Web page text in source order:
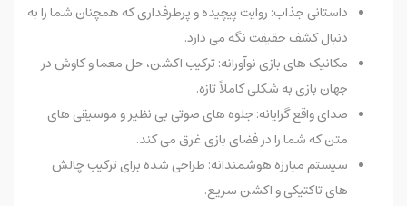
داستانی جذاب: روایت پیچیده و پرطرفداری که همچنان شما را به
دنبال کشف حقیقت نگه می دارد.
مکانیک های بازی نوآورانه: ترکیب اکشن، حل معما و کاوش در
جهان بازی به شکلی کاملاً تازه.
صدای واقع گرایانه: جلوه های صوتی بی نظیر و موسیقی های
متن که شما را در فضای بازی غرق می کند.
سیستم مبارزه هوشمندانه: طراحی شده برای ترکیب چالش
های تاکتیکی و اکشن سریع.